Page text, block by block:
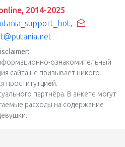
2014-2025
,
ознакомительный
сайта не призывает никого
проститутцией.
партнёра. В анкете могут
расходы на содержание